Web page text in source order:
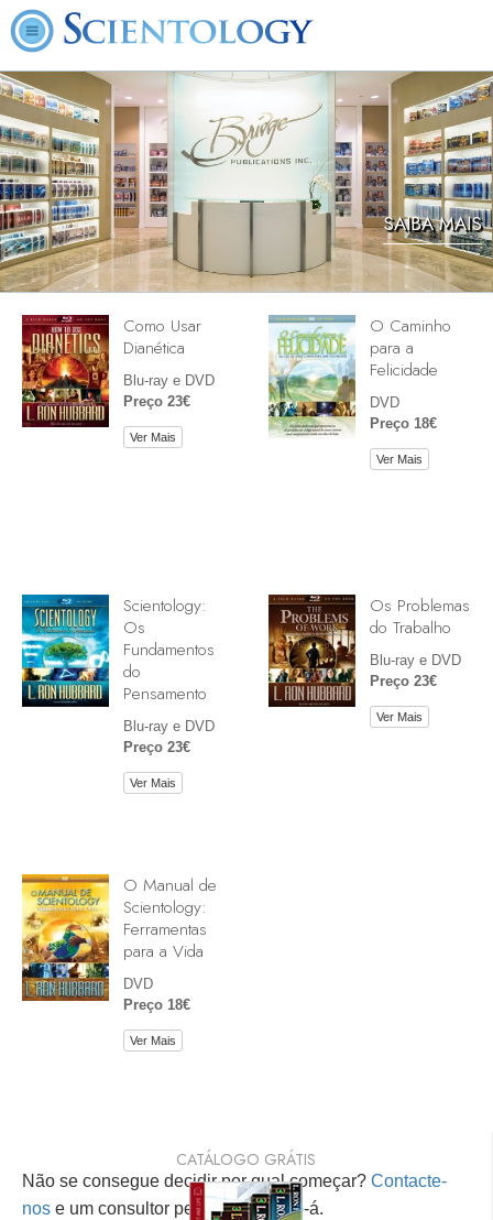
SAIBA MAIS
Como Usar
Dianética
Blu-ray e DVD
Preço 23€
Ver Mais
O Caminho
para a
Felicidade
DVD
Preço 18€
Ver Mais
Scientology:
Os
Fundamentos
do
Pensamento
Blu-ray e DVD
Preço 23€
Ver Mais
Os Problemas
do Trabalho
Blu-ray e DVD
Preço 23€
Ver Mais
O Manual de
Scientology:
Ferramentas
para a Vida
DVD
Preço 18€
Ver Mais
Não se consegue decidir por qual começar? Contacte-
nos e um consultor pessoal ajudá-lo-á.
CATÁLOGO GRÁTIS